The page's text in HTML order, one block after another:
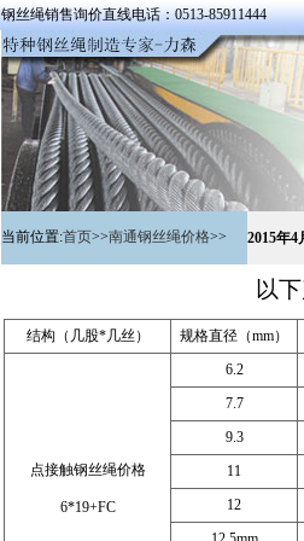
钢丝绳销售询价直线电话：0513-85911444
当前位置:首页>>南通钢丝绳价格>> 2015年
以
结构（几股*几丝） 规格直径（mm）
点接触钢丝绳价格
6*19+FC
6.2
7.7
9.3
11
12